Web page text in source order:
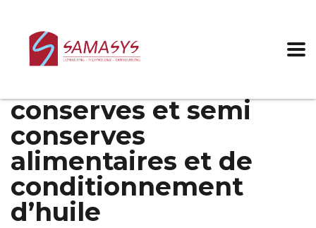
Augmentation
salariale 2015-
conserves et semi
conserves
alimentaires et de
conditionnement
d’huile